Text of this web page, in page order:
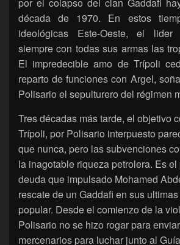
década de 1970. En estos
ideológicas Este-Oeste, el lider
siempre con todas sus armas las
El impredecible amo de Trípoli
reparto de funciones con Argel,
Polisario el sepulturero del régimen
Tres décadas más tarde, el objetivo
Trípoli, por Polisario interpuesto
que nunca, pero las subvenciones
la inagotable riqueza petrolera. Es
deuda que impulsado Mohamed
rescate de un Gaddafi en sus
popular. Desde el comienzo de la
Polisario no se hizo rogar para
mercenarios para luchar junto al